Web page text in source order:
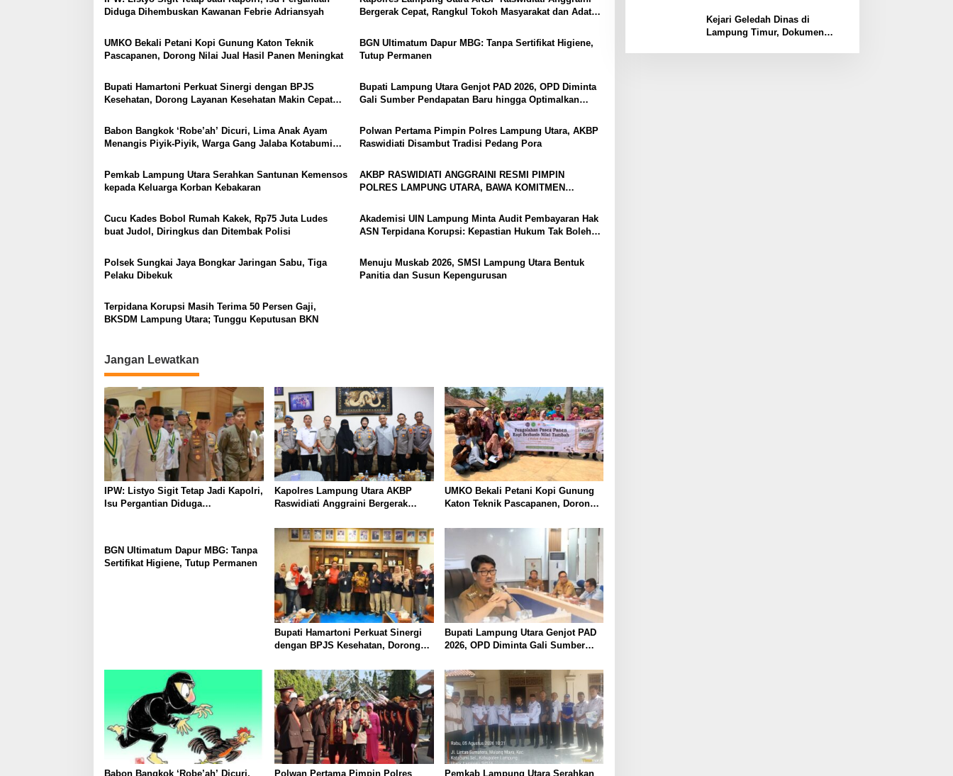
a
i
o
s
Diduga Dihembuskan Kawanan Febrie Adriansyah
Bergerak Cepat, Rangkul Tokoh Masyarakat dan Adat
UMKO Bekali Petani Kopi Gunung Katon Teknik
Pascapanen, Dorong Nilai Jual Hasil Panen Meningkat
BGN Ultimatum Dapur MBG: Tanpa Sertifikat Higiene,
Tutup Permanen
Bupati Hamartoni Perkuat Sinergi dengan BPJS
Kesehatan, Dorong Layanan Kesehatan Makin Cepat
Bupati Lampung Utara Genjot PAD 2026, OPD Diminta
Gali Sumber Pendapatan Baru hingga Optimalkan
Babon Bangkok ‘Robe’ah’ Dicuri, Lima Anak Ayam
Menangis Piyik-Piyik, Warga Gang Jalaba Kotabumi
Polwan Pertama Pimpin Polres Lampung Utara, AKBP
Raswidiati Disambut Tradisi Pedang Pora
Pemkab Lampung Utara Serahkan Santunan Kemensos
kepada Keluarga Korban Kebakaran
AKBP RASWIDIATI ANGGRAINI RESMI PIMPIN
POLRES LAMPUNG UTARA, BAWA KOMITMEN
Cucu Kades Bobol Rumah Kakek, Rp75 Juta Ludes
buat Judol, Diringkus dan Ditembak Polisi
Akademisi UIN Lampung Minta Audit Pembayaran Hak
ASN Terpidana Korupsi: Kepastian Hukum Tak Boleh
Polsek Sungkai Jaya Bongkar Jaringan Sabu, Tiga
Pelaku Dibekuk
Menuju Muskab 2026, SMSI Lampung Utara Bentuk
Panitia dan Susun Kepengurusan
Terpidana Korupsi Masih Terima 50 Persen Gaji,
BKSDM Lampung Utara; Tunggu Keputusan BKN
Jangan Lewatkan
IPW: Listyo Sigit Tetap Jadi Kapolri,
Isu Pergantian Diduga
Kapolres Lampung Utara AKBP
Raswidiati Anggraini Bergerak
dan Adat Perkuat Kamtibmas
UMKO Bekali Petani Kopi Gunung
Katon Teknik Pascapanen, Dorong
BGN Ultimatum Dapur MBG: Tanpa
Sertifikat Higiene, Tutup Permanen
Bupati Hamartoni Perkuat Sinergi
dengan BPJS Kesehatan, Dorong
dan Mudah
Bupati Lampung Utara Genjot PAD
2026, OPD Diminta Gali Sumber
Optimalkan PBB-P2
Babon Bangkok ‘Robe’ah’ Dicuri, Polwan Pertama Pimpin Polres Pemkab Lampung Utara Serahkan
Kawasan
Kejari Geledah Dinas di
Lampung Timur, Dokumen